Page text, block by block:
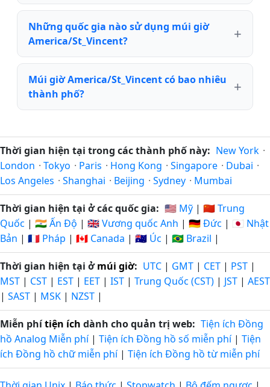
Những quốc gia nào sử dụng múi giờ
America/St_Vincent?
Múi giờ America/St_Vincent có bao nhiêu
thành phố?
Thời gian hiện tại trong các thành phố này: New York ·
London · Tokyo · Paris · Hong Kong · Singapore · Dubai ·
Los Angeles · Shanghai · Beijing · Sydney · Mumbai
Thời gian hiện tại ở các quốc gia: 🇺🇸 Mỹ | 🇨🇳 Trung
Quốc | 🇮🇳 Ấn Độ | 🇬🇧 Vương quốc Anh | 🇩🇪 Đức | 🇯🇵 Nhật
Bản | 🇫🇷 Pháp | 🇨🇦 Canada | 🇦🇺 Úc | 🇧🇷 Brazil |
Thời gian hiện tại ởmúi giờ: UTC | GMT | CET | PST |
MST | CST | EST | EET | IST | Trung Quốc (CST) | JST | AEST
| SAST | MSK | NZST |
Miễn phítiện ích dành cho quản trị web: Tiện ích Đồng
hồ Analog Miễn phí| Tiện ích Đồng hồ số miễn phí| Tiện
ích Đồng hồ chữ miễn phí| Tiện ích Đồng hồ từ miễn phí